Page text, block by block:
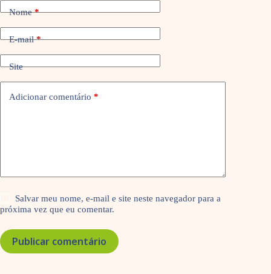
Nome*
E-mail*
Site
Adicionar comentário *
Salvar meu nome, e-mail e site neste navegador para a
próxima vez que eu comentar.
Publicar comentário